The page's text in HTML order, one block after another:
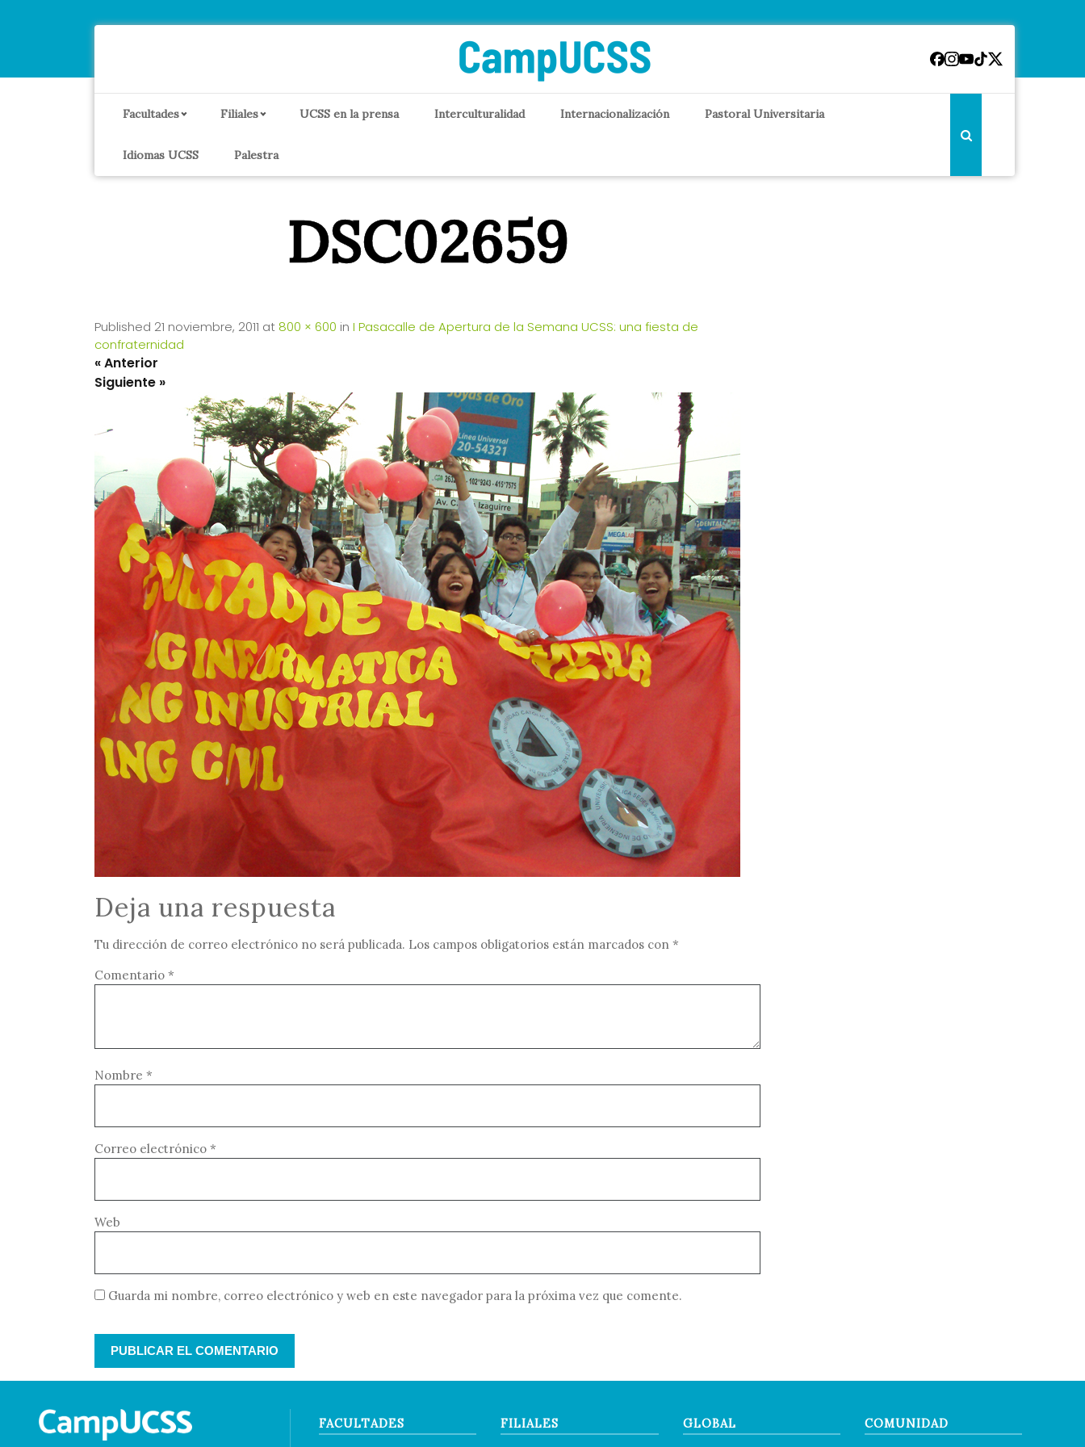
Facultades Filiales UCSS en la prensa Interculturalidad Internacionalización Pastoral Universitaria
Idiomas UCSS Palestra
DSC02659
Published 21 noviembre, 2011 at 800 × 600 in I Pasacalle de Apertura de la Semana UCSS: una fiesta de
confraternidad
Deja una respuesta
Tu dirección de correo electrónico no será publicada. Los campos obligatorios están marcados con *
Comentario *
Nombre *
Correo electrónico *
Web
Guarda mi nombre, correo electrónico y web en este navegador para la próxima vez que comente.
FACULTADES FILIALES GLOBAL COMUNIDAD